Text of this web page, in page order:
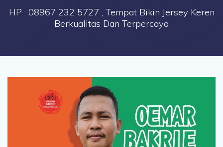
HP : 08967 232 5727 , Tempat Bikin Jersey Keren
Berkualitas Dan Terpercaya